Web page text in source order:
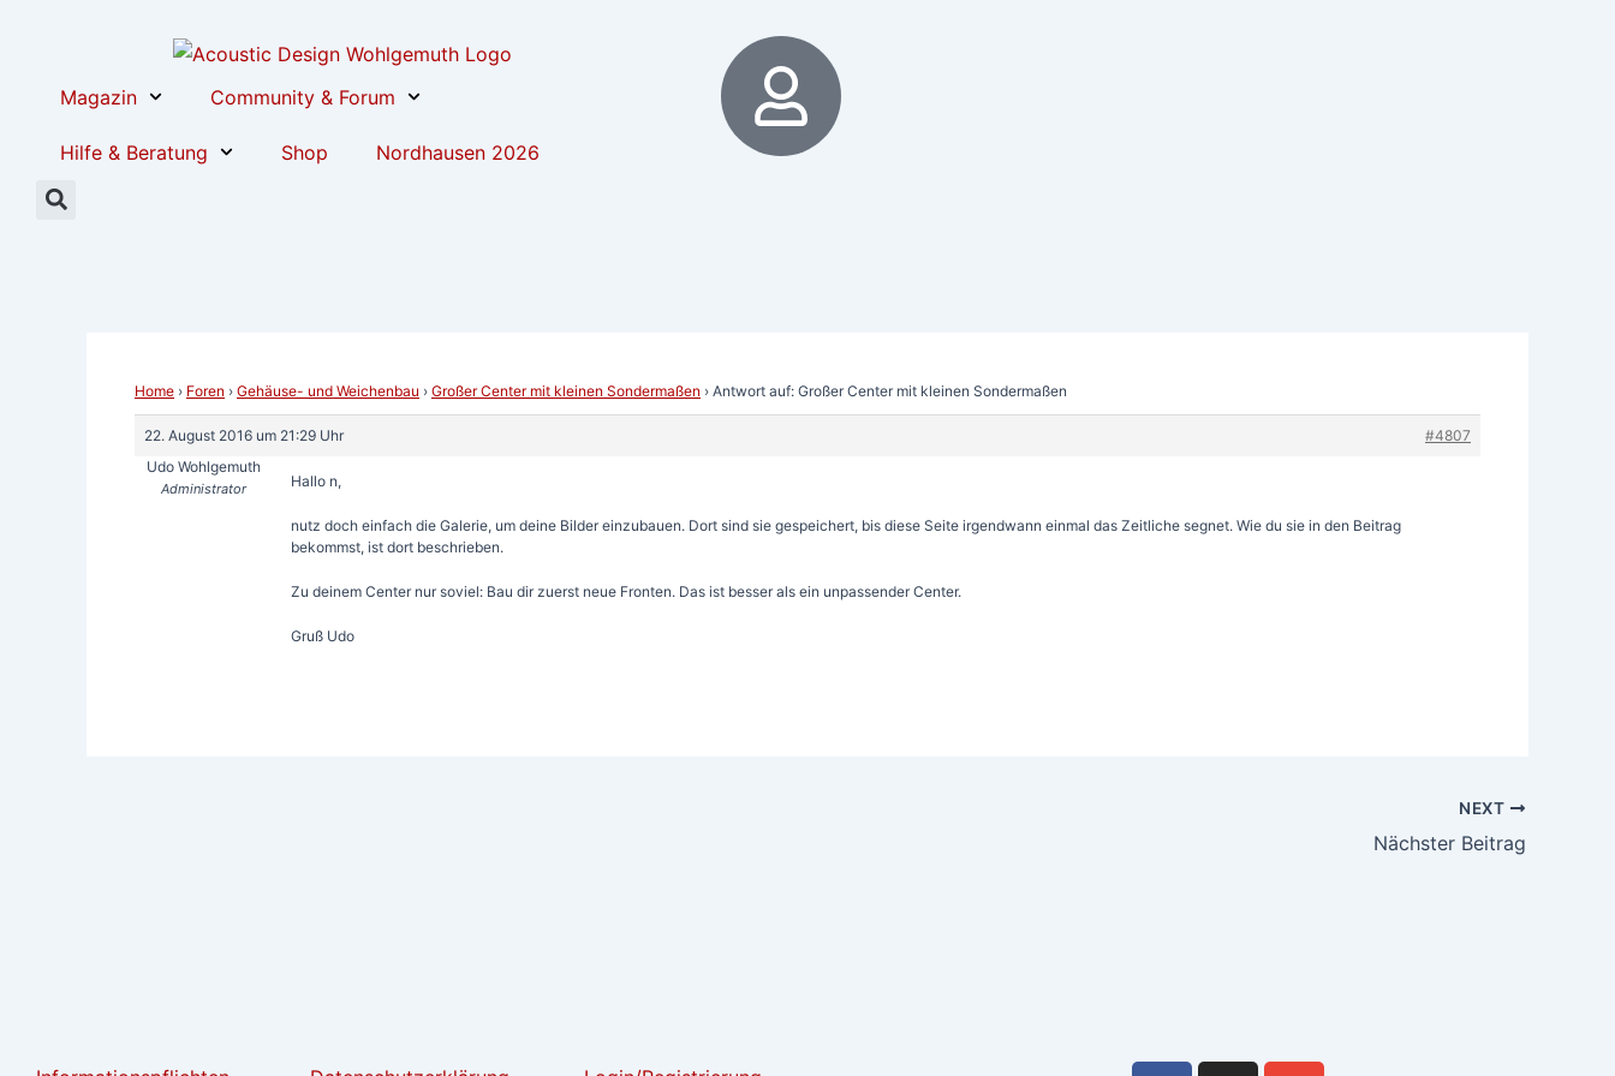
Magazin
Community & Forum
Hilfe & Beratung Shop Nordhausen 2026
Home › Foren › Gehäuse- und Weichenbau › Großer Center mit kleinen Sondermaßen › Antwort auf: Großer Center mit kleinen Sondermaßen
22. August 2016 um 21:29 Uhr
#4807
Udo Wohlgemuth
Administrator Hallo n,
nutz doch einfach die Galerie, um deine Bilder einzubauen. Dort sind sie gespeichert, bis diese Seite irgendwann einmal das Zeitliche segnet. Wie du sie in den Beitrag
bekommst, ist dort beschrieben.
Zu deinem Center nur soviel: Bau dir zuerst neue Fronten. Das ist besser als ein unpassender Center.
Gruß Udo
navigation
NEXT
Nächster Beitrag